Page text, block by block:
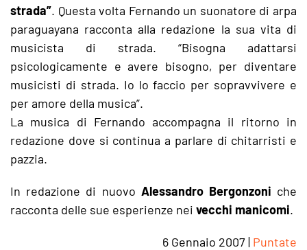
strada”. Questa volta Fernando un suonatore di arpa
paraguayana racconta alla redazione la sua vita di
musicista di strada. “Bisogna adattarsi
psicologicamente e avere bisogno, per diventare
musicisti di strada. Io lo faccio per sopravvivere e
per amore della musica”.
La musica di Fernando accompagna il ritorno in
redazione dove si continua a parlare di chitarristi e
pazzia.
In redazione di nuovo Alessandro Bergonzoni che
racconta delle sue esperienze nei vecchi manicomi.
6 Gennaio 2007| Puntate